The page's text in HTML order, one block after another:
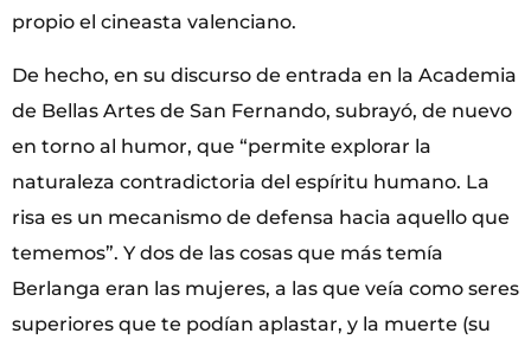
propio el cineasta valenciano.
De hecho, en su discurso de entrada en la Academia
de Bellas Artes de San Fernando, subrayó, de nuevo
en torno al humor, que “permite explorar la
naturaleza contradictoria del espíritu humano. La
risa es un mecanismo de defensa hacia aquello que
tememos”. Y dos de las cosas que más temía
Berlanga eran las mujeres, a las que veía como seres
superiores que te podían aplastar, y la muerte (su